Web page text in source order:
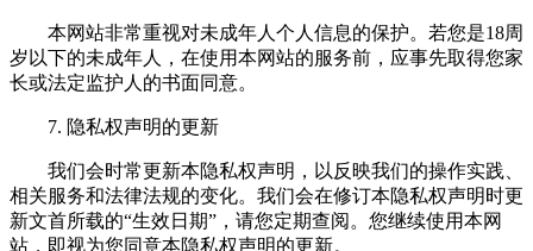
本网站非常重视对未成年人个人信息的保护。若您是18周
岁以下的未成年人，在使用本网站的服务前，应事先取得您家
长或法定监护人的书面同意。
7. 隐私权声明的更新
我们会时常更新本隐私权声明，以反映我们的操作实践、
相关服务和法律法规的变化。我们会在修订本隐私权声明时更
新文首所载的“生效日期”，请您定期查阅。您继续使用本网
站，即视为您同意本隐私权声明的更新。